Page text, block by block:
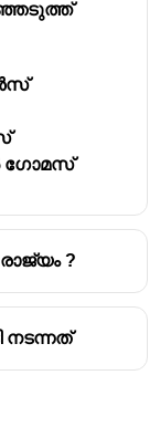
ഗോമസ്
?
നടന്നത്